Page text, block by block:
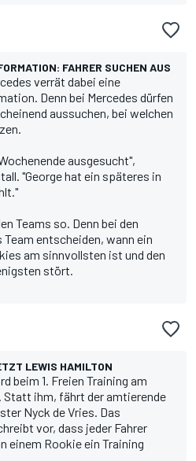
FAHRER SUCHEN AUS
verrät dabei eine
Denn bei Mercedes dürfen
aussuchen, bei welchen
ausgesucht",
"George hat ein späteres in
Teams so. Denn bei den
entscheiden, wann ein
am sinnvollsten ist und den
stört.
LEWIS HAMILTON
beim 1. Freien Training am
Statt ihm, fährt der amtierende
Nyck de Vries. Das
vor, dass jeder Fahrer
einem Rookie ein Training